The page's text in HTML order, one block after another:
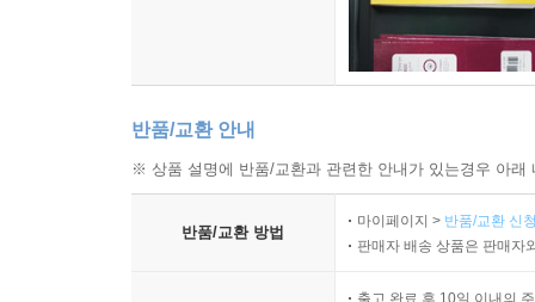
반품/교환 안내
※ 상품 설명에 반품/교환과 관련한 안내가 있는경우 아
반품/교환 방법
마이페이지 > 반품/교환 신
판매자 배송 상품은 판매자